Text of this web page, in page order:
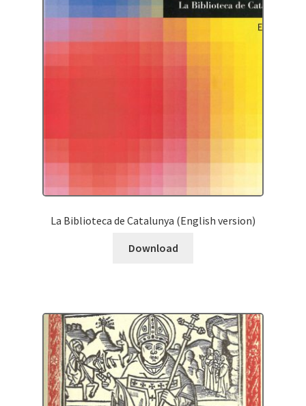
La Biblioteca de Catalunya (English version)
Download